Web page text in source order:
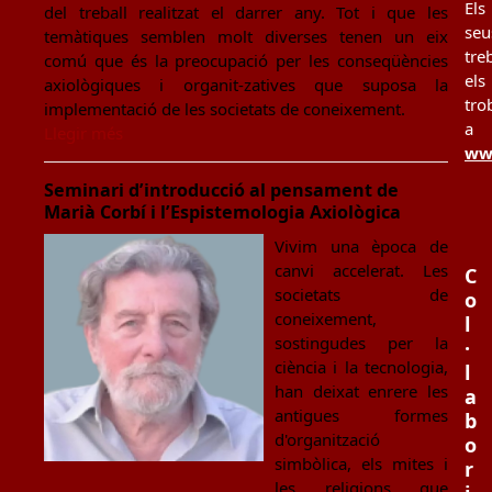
del treball realitzat el darrer any. Tot i que les
temàtiques semblen molt diverses tenen un eix
comú que és la preocupació per les conseqüències
axiològiques i organit-zatives que suposa la
implementació de les societats de coneixement.
Seminari d’introducció al pensament de
Marià Corbí i l’Espistemologia Axiològica
Vivim una època de
canvi accelerat. Les
societats de
coneixement,
sostingudes per la
ciència i la tecnologia,
han deixat enrere les
antigues formes
d'organització
simbòlica, els mites i
les religions que
Els
els
a
C
o
l
·
l
a
b
o
r